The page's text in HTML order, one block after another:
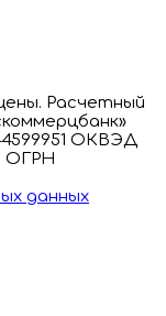
Расчетный
ОКВЭД
ОГРН
данных